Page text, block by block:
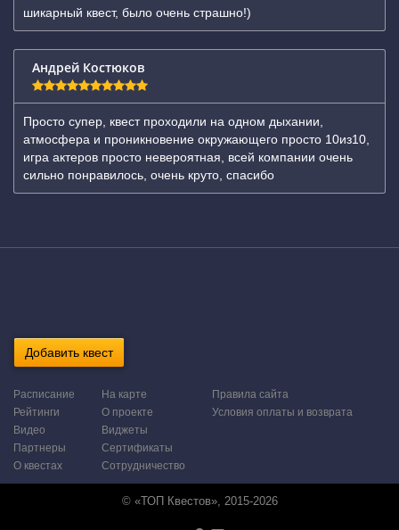
шикарный квест, было очень страшно!)
Андрей Костюков
Просто супер, квест проходили на одном дыхании,
атмосфера и проникновение окружающего просто 10из10,
игра актеров просто невероятная, всей компании очень
сильно понравилось, очень круто, спасибо
Добавить квест
Расписание
Рейтинги
Видео
Партнеры
О квестах
На карте
О проекте
Виджеты
Сертификаты
Сотрудничество
Правила сайта
Условия оплаты и возврата
© «ТОП Квестов», 2015-2026